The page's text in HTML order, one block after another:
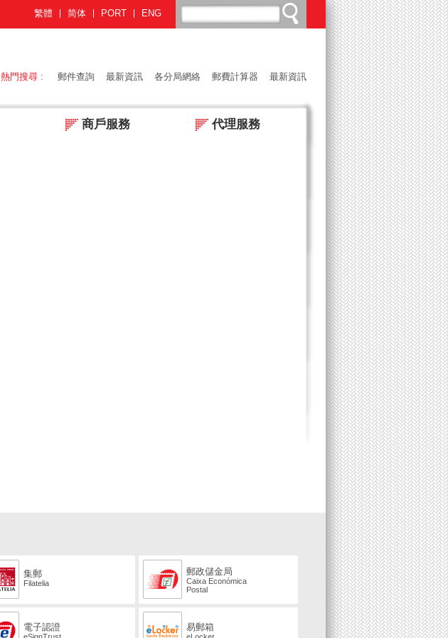
繁體 简体 PORT ENG
熱門搜尋 : 郵件查詢 最新資訊 各分局網絡 郵費計算器 最新資訊
商戶服務 代理服務
集郵
Filatelia
郵政儲金局
Caixa Económica
Postal
電子認證 易郵箱